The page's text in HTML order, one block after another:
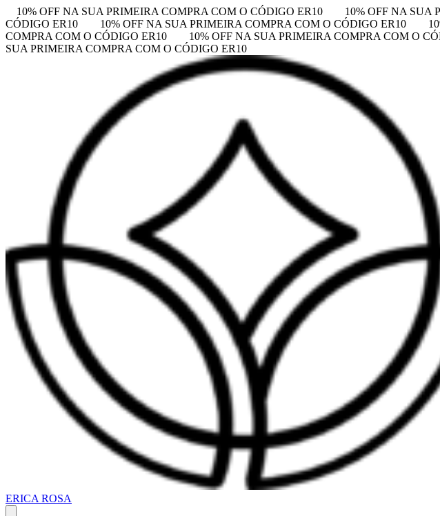
10% OFF NA SUA PRIMEIRA COMPRA COM O CÓDIGO ER10 10% OFF NA SUA
CÓDIGO ER10
10% OFF NA SUA PRIMEIRA COMPRA COM O CÓDIGO ER10
COMPRA COM O CÓDIGO ER10
10% OFF NA SUA PRIMEIRA COMPRA COM O
SUA PRIMEIRA COMPRA COM O CÓDIGO ER10
ERICA ROSA